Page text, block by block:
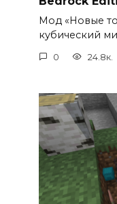
Мод «Новые
кубический
0 24.8к.